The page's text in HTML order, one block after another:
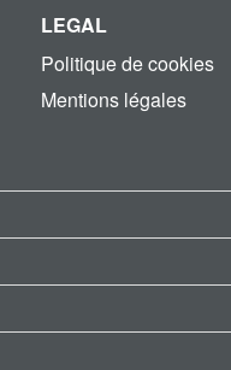
LEGAL
Politique de cookies
Mentions légales